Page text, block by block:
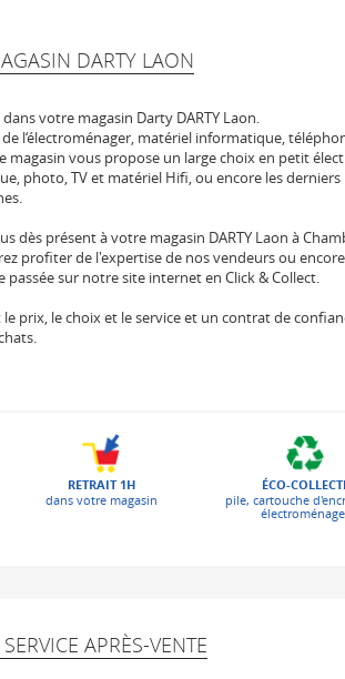
DARTY LAON
votre magasin Darty DARTY Laon.
de l‘électroménager, matériel informatique,
magasin vous propose un large choix en petit
photo, TV et matériel Hifi, ou encore les derniers
dès présent à votre magasin DARTY Laon à
profiter de l'expertise de nos vendeurs ou
passée sur notre site internet en Click & Collect.
le prix, le choix et le service et un contrat de
RETRAIT 1H
dans votre magasin
ÉCO-
pile, cartouche
APRÈS-VENTE